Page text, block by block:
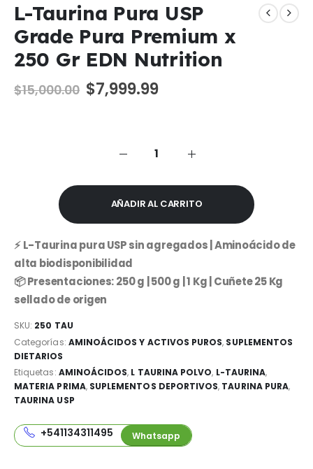
L-Taurina Pura USP
Grade Pura Premium x
250 Gr EDN Nutrition
$15,000.00 El
precio
$15,000.00.
$7,999.99El
$7,999.99.
AÑADIR AL CARRITO
⚡ L-Taurina pura USP sin agregados | Aminoácido de
alta biodisponibilidad
📦 Presentaciones: 250 g | 500 g | 1 Kg | Cuñete 25 Kg
sellado de origen
SKU: 250 TAU
Categorías: AMINOÁCIDOS Y ACTIVOS PUROS, SUPLEMENTOS
DIETARIOS
Etiquetas: AMINOÁCIDOS, L TAURINA POLVO, L-TAURINA,
MATERIA PRIMA, SUPLEMENTOS DEPORTIVOS, TAURINA PURA,
TAURINA USP
+541134311495 Whatsapp